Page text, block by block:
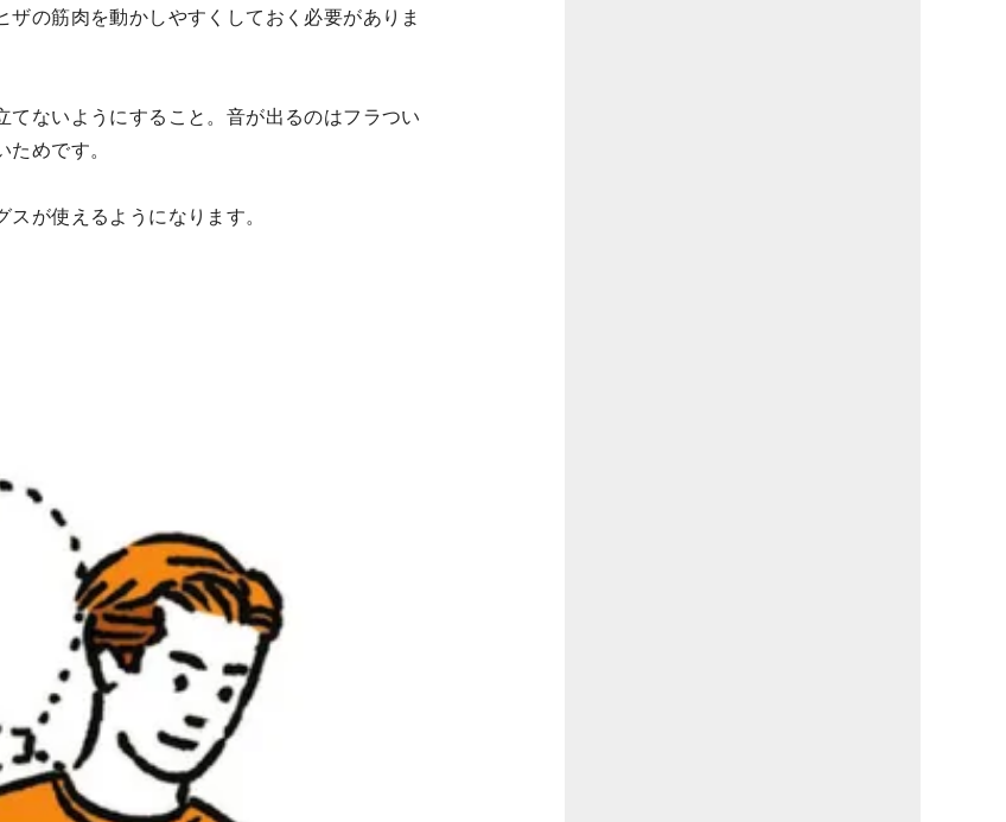
の筋肉を動かしやすくしておく必要がありま
ないようにすること。音が出るのはフラつい
めです。
が使えるようになります。